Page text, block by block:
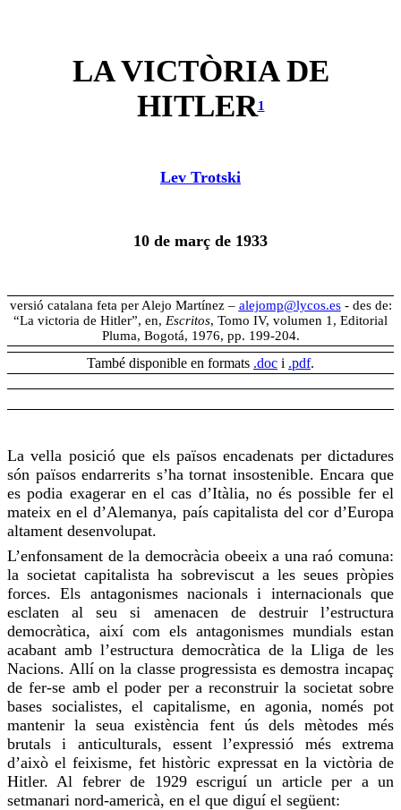
LA VICTÒRIA DE
HITLER1
Lev Trotski
10 de març de 1933
versió catalana feta per Alejo Martínez – alejomp@lycos.es- des de:
“La victoria de Hitler”, en, Escritos, Tomo IV, volumen 1, Editorial
Pluma, Bogotá, 1976, pp. 199-204.
També disponible en formats .doc i .pdf.
La vella posició que els països encadenats per dictadures
són països endarrerits s’ha tornat insostenible. Encara que
es podia exagerar en el cas d’Itàlia, no és possible fer el
mateix en el d’Alemanya, país capitalista del cor d’Europa
altament desenvolupat.
L’enfonsament de la democràcia obeeix a una raó comuna:
la societat capitalista ha sobreviscut a les seues pròpies
forces. Els antagonismes nacionals i internacionals que
esclaten al seusi amenacen de destruir l’estructura
democràtica, així com els antagonismes mundials estan
acabant amb l’estructura democràtica de la Lliga de les
Nacions. Allí on la classe progressista es demostra incapaç
de fer-se amb el poder per a reconstruir la societat sobre
bases socialistes, el capitalisme, en agonia, només pot
mantenir la seua existència fent ús dels mètodes més
brutals i anticulturals, essent l’expressió més extrema
d’això el feixisme, fet històric expressat en la victòria de
Hitler. Al febrer de 1929 escriguí un article per a un
setmanari nord-americà, en el que diguí el següent: